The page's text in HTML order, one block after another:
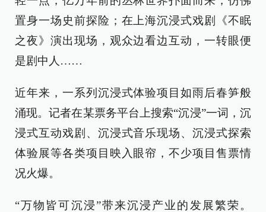
置身一场史前探险；在上海沉浸式戏剧《不眠
之夜》演出现场，观众边看边互动，一转眼便
是剧中人……
近年来，一系列沉浸式体验项目如雨后春笋般
涌现。记者在某票务平台上搜索“沉浸”一词，沉
浸式互动戏剧、沉浸式音乐现场、沉浸式探索
体验展等各类项目映入眼帘，不少项目售票情
况火爆。
“万物皆可沉浸”带来沉浸产业的发展繁荣。